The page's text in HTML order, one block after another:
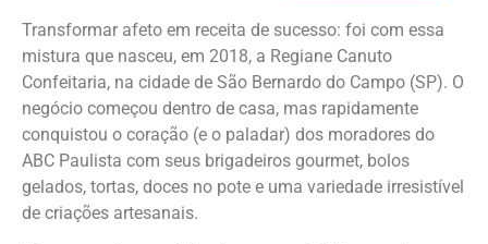
Transformar afeto em receita de sucesso: foi com essa
mistura que nasceu, em 2018, a Regiane Canuto
Confeitaria, na cidade de São Bernardo do Campo (SP). O
negócio começou dentro de casa, mas rapidamente
conquistou o coração (e o paladar) dos moradores do
ABC Paulista com seus brigadeiros gourmet, bolos
gelados, tortas, doces no pote e uma variedade irresistível
de criações artesanais.